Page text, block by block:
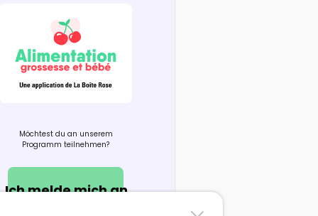
Möchtest du an unserem
Programm teilnehmen?
Ich melde mich an